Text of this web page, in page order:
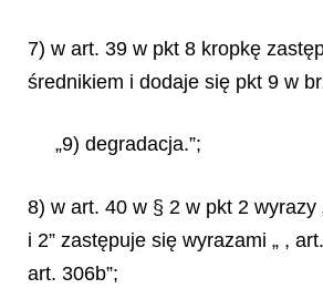
7) w art. 39 w pkt 8 kropkę
średnikiem i dodaje się pkt 9 w
„9) degradacja.”;
8) w art. 40 w § 2 w pkt 2 wyrazy
i 2” zastępuje się wyrazami „ ,
art. 306b”;